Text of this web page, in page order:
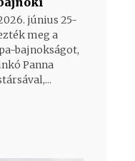
június 25-
meg a
bajnokságot,
Panna